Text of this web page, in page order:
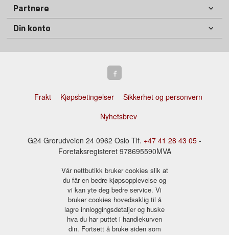
Partnere
Din konto
Frakt Kjøpsbetingelser
Sikkerhet og personvern
Nyhetsbrev
G24 Grorudveien 24 0962 Oslo Tlf. +47 41 28 43 05 -
Foretaksregisteret 978695590MVA
Vår nettbutikk bruker cookies slik at
du får en bedre kjøpsopplevelse og
vi kan yte deg bedre service. Vi
bruker cookies hovedsaklig til å
lagre innloggingsdetaljer og huske
hva du har puttet i handlekurven
din. Fortsett å bruke siden som